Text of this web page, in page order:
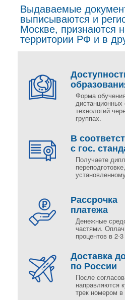
Выдаваемые
выписываются и
Москве, признаются
территории РФ и в
Форма
дистанционных
технологий
группах.
В
с гос.
Получаете
Рассрочка
платежа
Денежные
частями.
процентов в 2-
Доставка
по России
После
направляются
трек номером в